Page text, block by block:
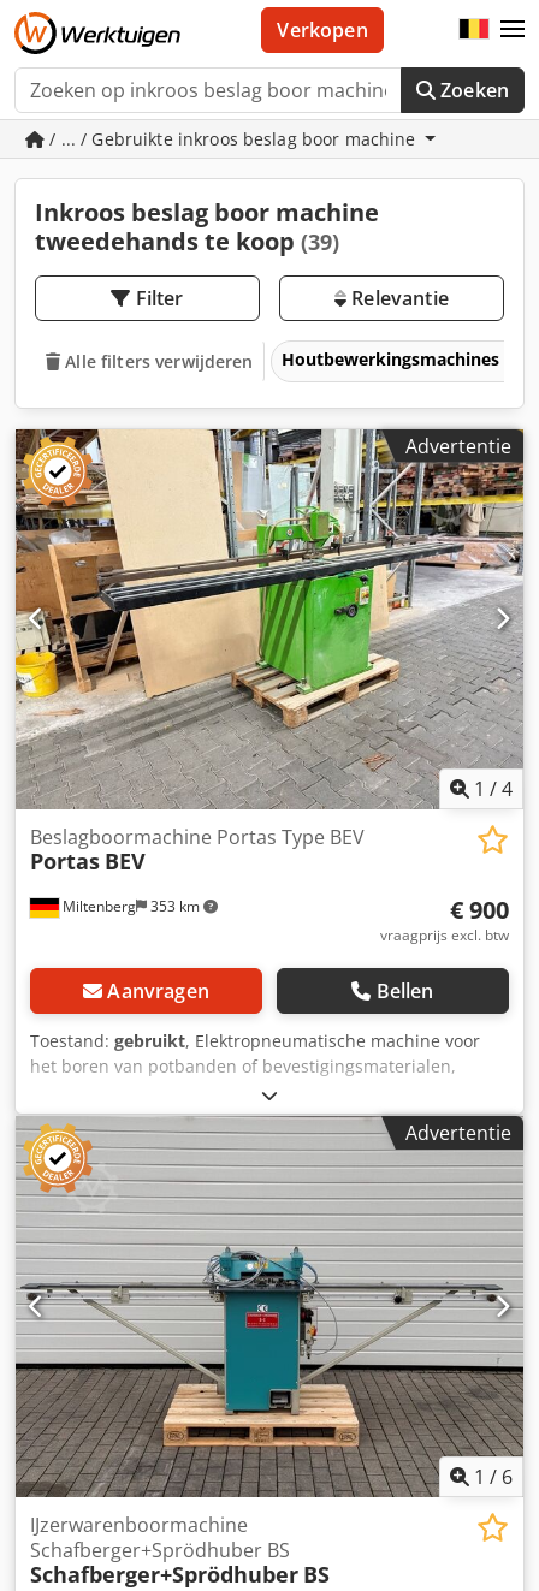
Zoeken
Verkopen
/ ... / Gebruikte inkroos beslag boor machine
Inkroos beslag boor machine
tweedehands te koop (39)
Filter Relevantie
Alle filters verwijderen Houtbewerkingsmachines
Advertentie
1 /4
Miltenberg 353 km
Beslagboormachine Portas Type BEV
Portas BEV
€ 900
vraagprijs excl. btw
Aanvragen Bellen
Toestand: gebruikt, Elektropneumatische machine voor
het boren van potbanden of bevestigingsmaterialen,
model Portas BEV Chodpfxszrytrj Aa Dea Technische
specificaties: - Tafel: ca. 300 x 37 cm - Gewicht: 180 kg
Advertentie
1 / 6
IJzerwarenboormachine
Schafberger+Sprödhuber BS
Schafberger+Sprödhuber BS